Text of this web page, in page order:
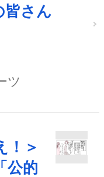
さん
ツ
！＞
公的